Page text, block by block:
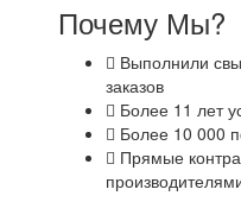
Почему Мы?
Выполнили
заказов
Более 11 лет
Более 10 000
Прямые